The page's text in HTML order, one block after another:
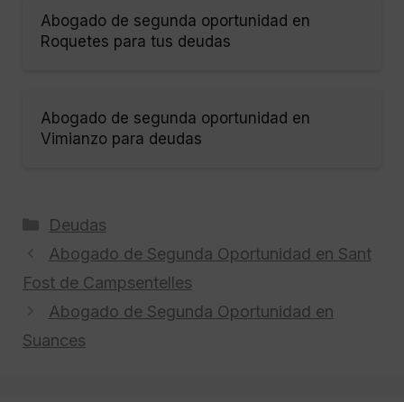
Abogado de segunda oportunidad en
Roquetes para tus deudas
Abogado de segunda oportunidad en
Vimianzo para deudas
Categorías
Deudas
Abogado de Segunda Oportunidad en Sant
Fost de Campsentelles
Abogado de Segunda Oportunidad en
Suances